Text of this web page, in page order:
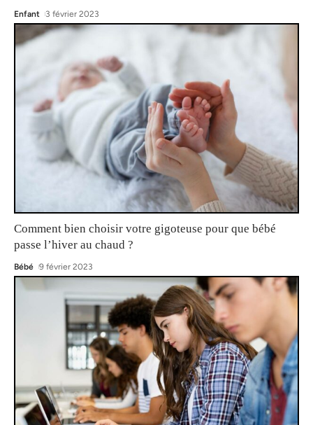
Enfant 3 février 2023
Comment bien choisir votre gigoteuse pour que bébé
passe l’hiver au chaud ?
Bébé 9 février 2023